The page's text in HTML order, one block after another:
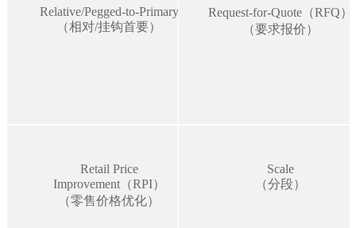
Relative/Pegged-to-Primary
（相对/挂钩首要）
Request-for-Quote（RFQ）
（要求报价）
Retail Price
Improvement（RPI）
（零售价格优化）
Scale
（分段）